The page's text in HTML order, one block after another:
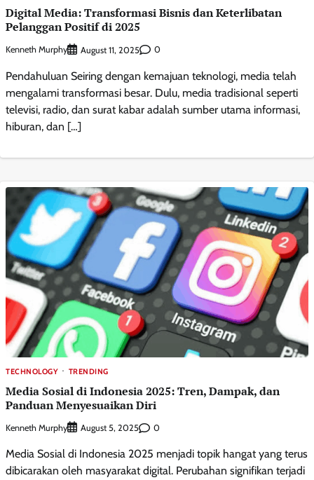
Digital Media: Transformasi Bisnis dan Keterlibatan
Pelanggan Positif di 2025
Kenneth Murphy August 11, 2025 0
Pendahuluan Seiring dengan kemajuan teknologi, media telah
mengalami transformasi besar. Dulu, media tradisional seperti
televisi, radio, dan surat kabar adalah sumber utama informasi,
hiburan, dan […]
TECHNOLOGY TRENDING
Media Sosial di Indonesia 2025: Tren, Dampak, dan
Panduan Menyesuaikan Diri
Kenneth Murphy August 5, 2025 0
Media Sosial di Indonesia 2025 menjadi topik hangat yang terus
dibicarakan oleh masyarakat digital. Perubahan signifikan terjadi